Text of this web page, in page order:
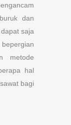
dan
saja
metode
hal
bagi